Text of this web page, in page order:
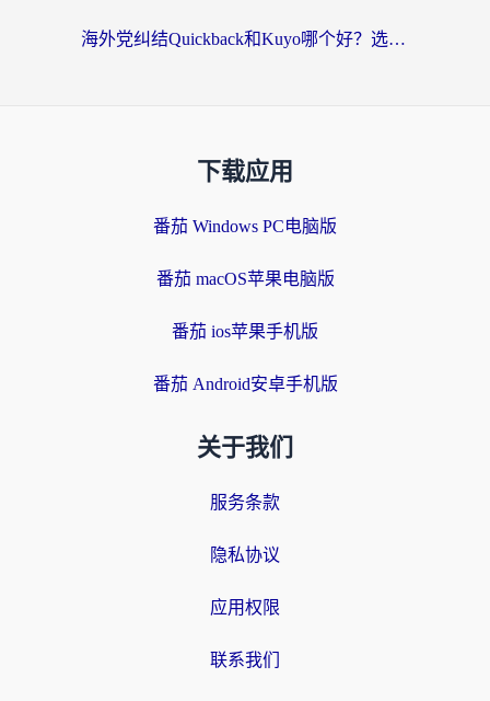
海外党纠结Quickback和Kuyo哪个好？选对回国加速器才能无缝刷国内资源
下载应用
番茄 Windows PC电脑版
番茄 macOS苹果电脑版
番茄 ios苹果手机版
番茄 Android安卓手机版
关于我们
服务条款
隐私协议
应用权限
联系我们